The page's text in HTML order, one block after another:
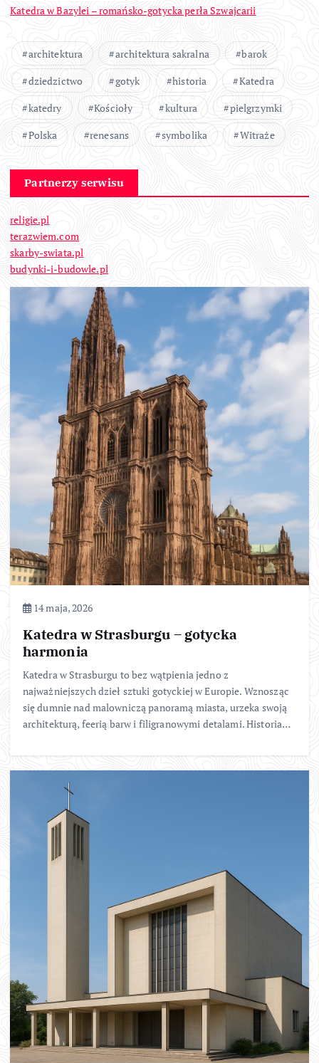
Katedra w Bazylei – romańsko-gotycka perła Szwajcarii
architektura architektura sakralna
barok
dziedzictwo
gotyk historia
Katedra
katedry
Kościoły kultura
pielgrzymki
Polska
renesans symbolika Witraże
Partnerzy serwisu
religie.pl
terazwiem.com
skarby-swiata.pl
budynki-i-budowle.pl
14 maja, 2026
Katedra w Strasburgu – gotycka
harmonia
Katedra w Strasburgu to bez wątpienia jedno z
najważniejszych dzieł sztuki gotyckiej w Europie. Wznosząc
się dumnie nad malowniczą panoramą miasta, urzeka swoją
architekturą, feerią barw i filigranowymi detalami. Historia…